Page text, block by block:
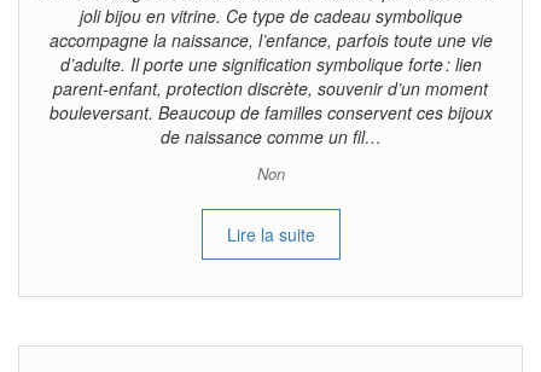
joli bijou en vitrine. Ce type de cadeau symbolique
accompagne la naissance, l’enfance, parfois toute une vie
d’adulte. Il porte une signification symbolique forte : lien
parent-enfant, protection discrète, souvenir d’un moment
bouleversant. Beaucoup de familles conservent ces bijoux
de naissance comme un fil…
Non
Lire la suite